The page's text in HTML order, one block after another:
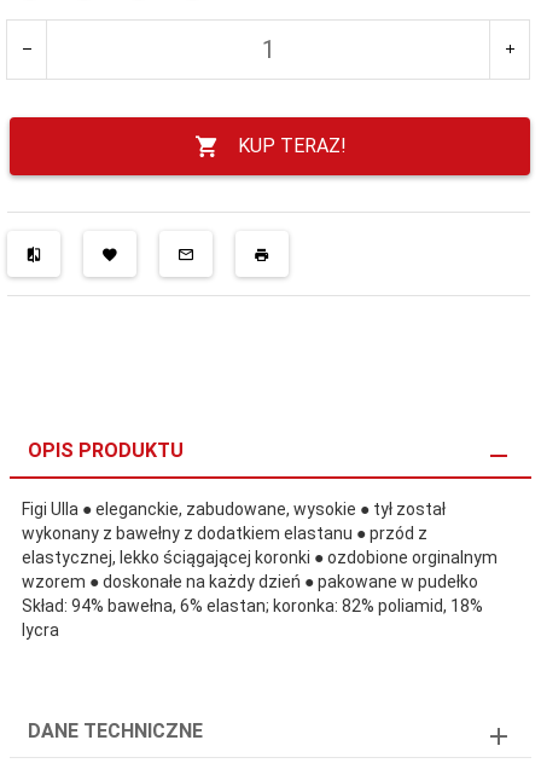
KUP TERAZ!
OPIS PRODUKTU
Figi Ulla ● eleganckie, zabudowane, wysokie ● tył został
wykonany z bawełny z dodatkiem elastanu ● przód z
elastycznej, lekko ściągającej koronki ● ozdobione orginalnym
wzorem ● doskonałe na każdy dzień ● pakowane w pudełko
Skład: 94% bawełna, 6% elastan; koronka: 82% poliamid, 18%
lycra
DANE TECHNICZNE